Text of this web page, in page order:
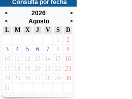
Consulta por fecha
<
2026
>
<
Agosto
>
L
M X J V S
D
1
2
3
4 5 6 7 8
9
10
11 12 13 14 15
16
17
18 19 20 21 22
23
24
25 26 27 28 29 30
31